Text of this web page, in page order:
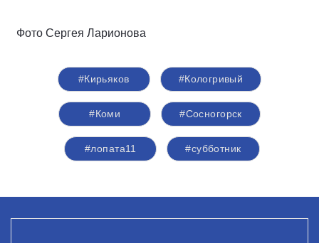
Фото Сергея Ларионова
#Кирьяков #Кологривый
#Коми #Сосногорск
#лопата11 #субботник